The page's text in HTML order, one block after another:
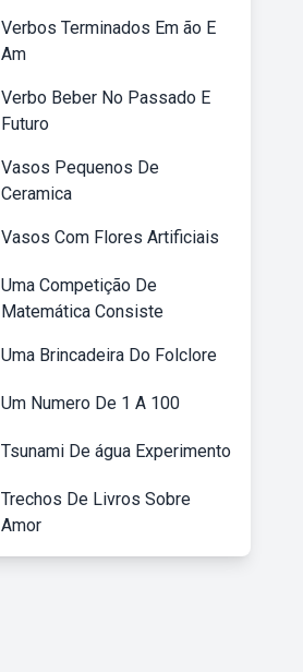
Verbos Terminados Em ão E
Am
Verbo Beber No Passado E
Futuro
Vasos Pequenos De
Ceramica
Vasos Com Flores Artificiais
Uma Competição De
Matemática Consiste
Uma Brincadeira Do Folclore
Um Numero De 1 A 100
Tsunami De água Experimento
Trechos De Livros Sobre
Amor